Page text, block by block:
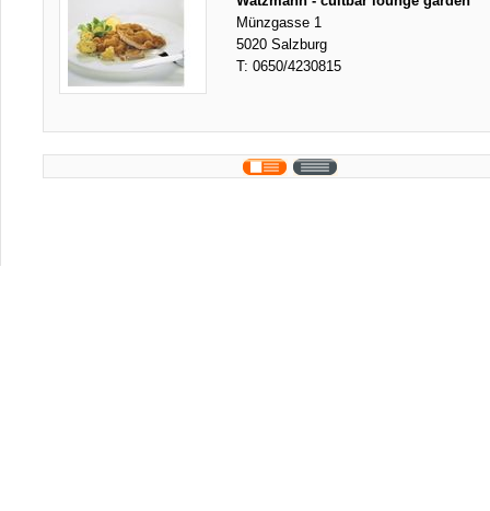
Münzgasse 1
5020 Salzburg
T: 0650/4230815